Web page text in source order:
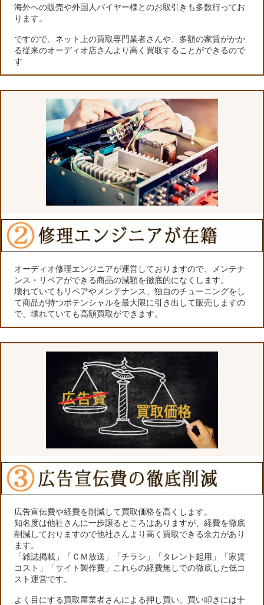
海外への販売や外国人バイヤー様とのお取引きも多数行ってお
ります。
ですので、ネット上の買取専門業者さんや、多額の家賃がかか
る従来のオーディオ店さんより高く買取することができるので
す
オーディオ修理エンジニアが運営しておりますので、メンテナ
ンス・リペアができる商品の減額を徹底的になくします。
壊れていてもリペアやメンテナンス、独自のチューニングをし
て商品が持つポテンシャルを最大限に引き出して販売しますの
で、壊れていても高額買取ができます。
広告宣伝費や経費を削減して買取価格を高くします。
知名度は他社さんに一歩譲るところはありますが、経費を徹底
削減しておりますので他社さんより高く買取できる余力があり
ます。
「雑誌掲載」「ＣＭ放送」「チラシ」「タレント起用」「家賃
コスト」「サイト製作費」これらの経費無しでの徹底した低コ
スト運営です。
よく目にする買取屋業者さんによる押し買い、買い叩きには十